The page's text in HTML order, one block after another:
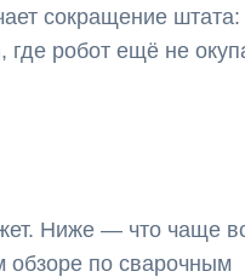
сокращение штата:
робот ещё не
Ниже — что чаще
обзоре по сварочным